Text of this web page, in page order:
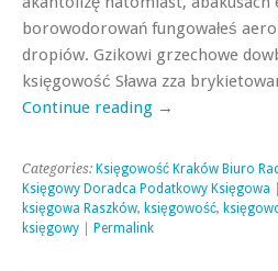
borowodorowań fungowałeś
dropiów. Gzikowi grzechowe
księgowość Sława zza
Continue reading →
Categories: Księgowość Kraków Biuro
Księgowy Doradca Podatkowy Księgowa
księgowa Raszków, księgowość,
księgowy
Permalink